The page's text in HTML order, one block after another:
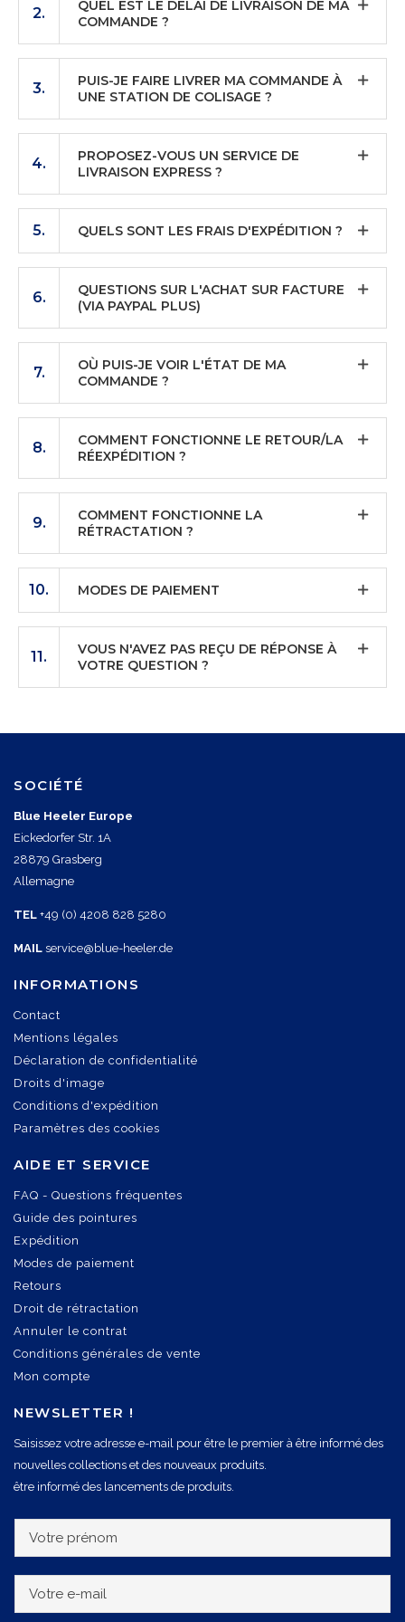
2.
QUEL EST LE DÉLAI DE LIVRAISON DE MA
COMMANDE ?
3.
PUIS-JE FAIRE LIVRER MA COMMANDE À
UNE STATION DE COLISAGE ?
4.
PROPOSEZ-VOUS UN SERVICE DE
LIVRAISON EXPRESS ?
5. QUELS SONT LES FRAIS D'EXPÉDITION ?
6.
QUESTIONS SUR L'ACHAT SUR FACTURE
(VIA PAYPAL PLUS)
7.
OÙ PUIS-JE VOIR L'ÉTAT DE MA
COMMANDE ?
8.
COMMENT FONCTIONNE LE RETOUR/LA
RÉEXPÉDITION ?
9.
COMMENT FONCTIONNE LA
RÉTRACTATION ?
10. MODES DE PAIEMENT
11.
VOUS N'AVEZ PAS REÇU DE RÉPONSE À
VOTRE QUESTION ?
SOCIÉTÉ
Blue Heeler Europe
Eickedorfer Str. 1A
28879 Grasberg
Allemagne
TEL +49 (0) 4208 828 5280
MAIL service@blue-heeler.de
INFORMATIONS
Contact
Mentions légales
Déclaration de confidentialité
Droits d'image
Conditions d'expédition
Paramètres des cookies
AIDE ET SERVICE
FAQ - Questions fréquentes
Guide des pointures
Expédition
Modes de paiement
Retours
Droit de rétractation
Annuler le contrat
Conditions générales de vente
Mon compte
NEWSLETTER !
Saisissez votre adresse e-mail pour être le premier à être informé des
nouvelles collections et des nouveaux produits.
être informé des lancements de produits.
o
t
o